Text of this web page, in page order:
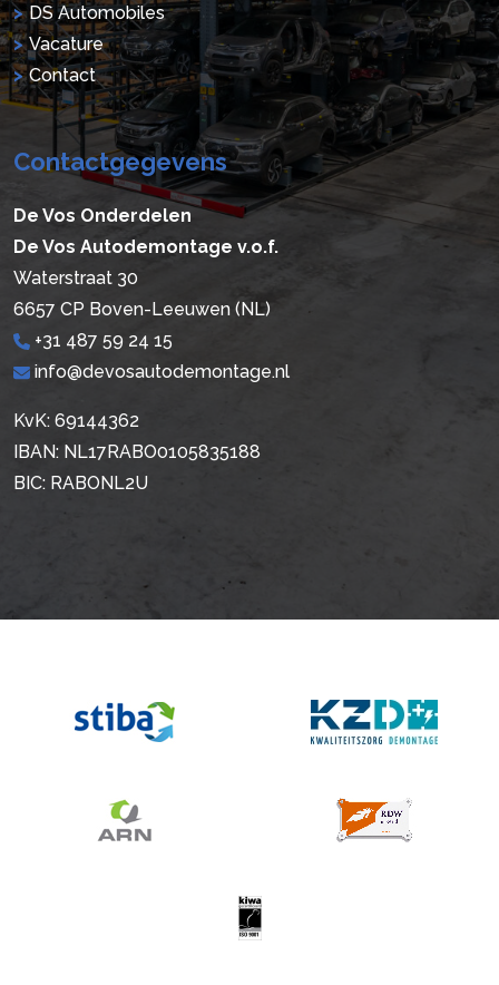
DS Automobiles
Vacature
Contact
Contactgegevens
De Vos Onderdelen
De Vos Autodemontage v.o.f.
Waterstraat 30
6657 CP Boven-Leeuwen (NL)
+31 487 59 24 15
info@devosautodemontage.nl
KvK: 69144362
IBAN: NL17RABO0105835188
BIC: RABONL2U